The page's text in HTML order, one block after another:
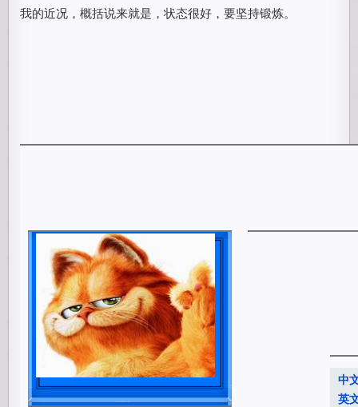
我的近况，概括说来就是，状态很好，要坚持锻炼。
中
英